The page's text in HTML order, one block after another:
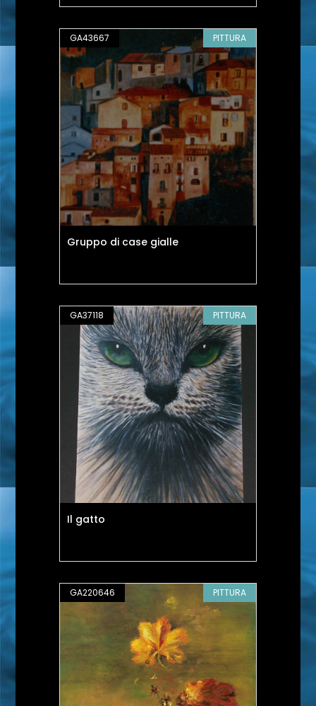
GA43667 PITTURA
Gruppo di case gialle
GA37118 PITTURA
Il gatto
GA220646 PITTURA